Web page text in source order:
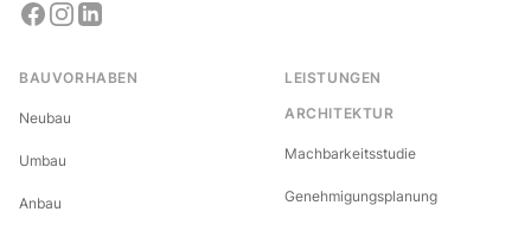
BAUVORHABEN
Neubau
Umbau
Anbau
LEISTUNGEN
ARCHITEKTUR
Machbarkeitsstudie
Genehmigungsplanung